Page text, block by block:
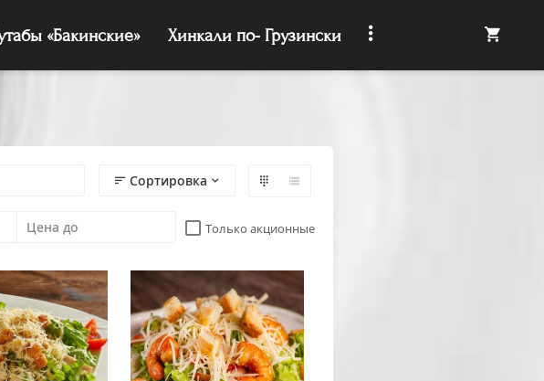
«Бакинские» Хинкали по- Грузински
Сортировка
Только акционные